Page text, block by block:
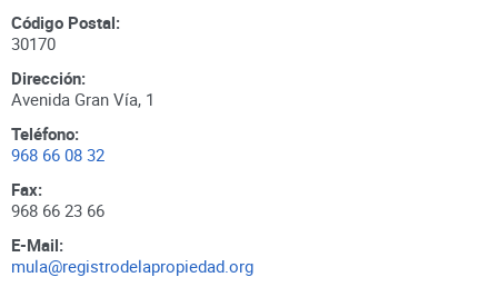
Código Postal:
30170
Dirección:
Avenida Gran Vía, 1
Teléfono:
968 66 08 32
Fax:
968 66 23 66
E-Mail:
mula@registrodelapropiedad.org